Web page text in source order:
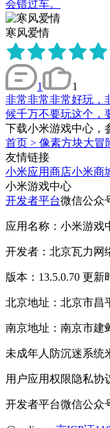
会错过车。
寒风爱情
1
1
非常非常非常好玩，
候千万不要玩这个，
下载小米游戏中心，
首页 > 像素方块大冒
友情链接
小米应用商店小米商
小米游戏中心
开发者平台微信公众
应用名称：小米游戏
开发者：北京瓦力网
版本：13.5.0.70 更新
北京地址：北京市昌
南京地址：南京市建
未成年人防沉迷系统
用户应用权限隐私协
开发者平台微信公众